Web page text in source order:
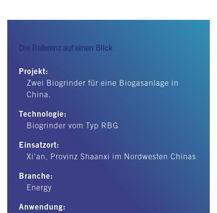
Die Referenz auf einen Blick
Projekt:
Zwei Biogrinder für eine Biogasanlage in
China.
Technologie:
Biogrinder vom Typ RBG
Einsatzort:
Xi'an, Provinz Shaanxi im Nordwesten Chinas
Branche:
Energy
Anwendung: